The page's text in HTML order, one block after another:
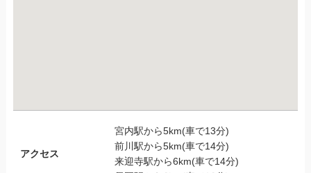
アクセス
宮内駅から5km(車で13分)
前川駅から5km(車で14分)
来迎寺駅から6km(車で14分)